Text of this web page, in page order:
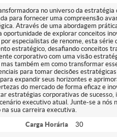
no universo da estratégia
para fornecer uma compreensão
Através de uma abordagem
de explorar conceitos
especialistas de renome, esta série
estratégico, desafiando conceitos
corporativo com uma visão
também em como transformar
para tomar decisões
expandir seus horizontes e
do mercado de forma eficaz e
estratégias corporativas de sucesso,
executivo atual. Junte-se a nós
sua carreira executiva.
Carga Horária
30